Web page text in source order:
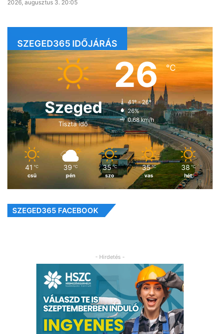
2026, augusztus 3. 20:05
SZEGED365 IDŐJÁRÁS
Szeged
Tiszta idő
26℃
41º - 26º
26%
0.68 km/h
41 ℃
csü
39 ℃
pén
35 ℃
szo
35 ℃
vas
38 ℃
hét
SZEGED365 FACEBOOK
- Hirdetés -